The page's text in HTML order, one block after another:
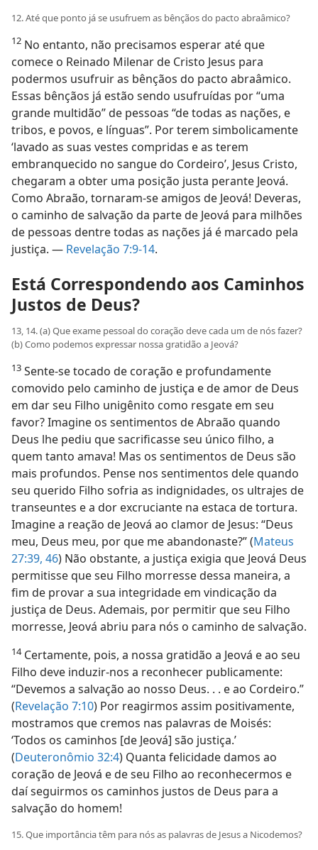
12. Até que ponto já se usufruem as bênçãos do pacto abraâmico?
12 No entanto, não precisamos esperar até que
comece o Reinado Milenar de Cristo Jesus para
podermos usufruir as bênçãos do pacto abraâmico.
Essas bênçãos já estão sendo usufruídas por “uma
grande multidão” de pessoas “de todas as nações, e
tribos, e povos, e línguas”. Por terem simbolicamente
‘lavado as suas vestes compridas e as terem
embranquecido no sangue do Cordeiro’, Jesus Cristo,
chegaram a obter uma posição justa perante Jeová.
Como Abraão, tornaram-se amigos de Jeová! Deveras,
o caminho de salvação da parte de Jeová para milhões
de pessoas dentre todas as nações já é marcado pela
justiça. — Revelação 7:9-14.
Está Correspondendo aos Caminhos
Justos de Deus?
13, 14. (a) Que exame pessoal do coração deve cada um de nós fazer?
(b) Como podemos expressar nossa gratidão a Jeová?
13 Sente-se tocado de coração e profundamente
comovido pelo caminho de justiça e de amor de Deus
em dar seu Filho unigênito como resgate em seu
favor? Imagine os sentimentos de Abraão quando
Deus lhe pediu que sacrificasse seu único filho, a
quem tanto amava! Mas os sentimentos de Deus são
mais profundos. Pense nos sentimentos dele quando
seu querido Filho sofria as indignidades, os ultrajes de
transeuntes e a dor excruciante na estaca de tortura.
Imagine a reação de Jeová ao clamor de Jesus: “Deus
meu, Deus meu, por que me abandonaste?” (Mateus
27:39, 46) Não obstante, a justiça exigia que Jeová Deus
permitisse que seu Filho morresse dessa maneira, a
fim de provar a sua integridade em vindicação da
justiça de Deus. Ademais, por permitir que seu Filho
morresse, Jeová abriu para nós o caminho de salvação.
14Certamente, pois, a nossa gratidão a Jeová e ao seu
Filho deve induzir-nos a reconhecer publicamente:
“Devemos a salvação ao nosso Deus. . . e ao Cordeiro.”
(Revelação 7:10) Por reagirmos assim positivamente,
mostramos que cremos nas palavras de Moisés:
‘Todos os caminhos [de Jeová] são justiça.’
(Deuteronômio 32:4) Quanta felicidade damos ao
coração de Jeová e de seu Filho ao reconhecermos e
daí seguirmos os caminhos justos de Deus para a
salvação do homem!
15. Que importância têm para nós as palavras de Jesus a Nicodemos?